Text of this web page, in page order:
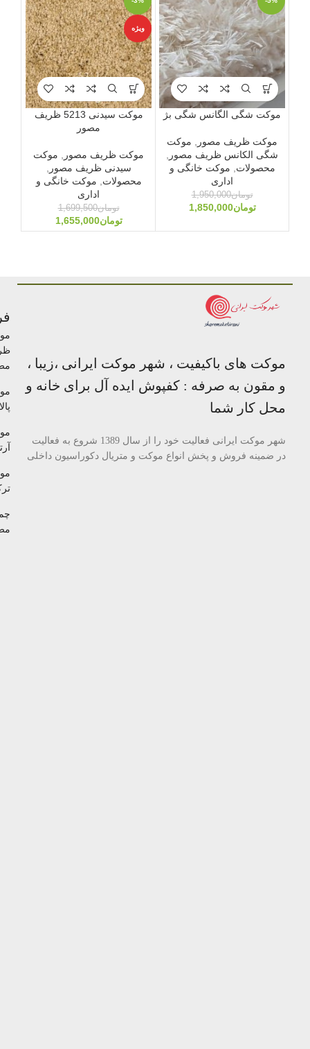
موکت شگی الگانس شگی بژ
موکت ظریف مصور
موکت
شگی الکانس ظریف مصور
محصولات
موکت خانگی و
اداری
تومان1,950,000
تومان1,850,000
ویژه
موکت سیدنی 5213 ظریف
مصور
موکت ظریف مصور
موکت
سیدنی ظریف مصور
محصولات
موکت خانگی و
اداری
تومان1,699,500
تومان1,655,000
موکت های باکیفیت ، شهر موکت ایرانی ،زیبا ،
و مقون به صرفه : کفپوش ایده آل برای خانه و
محل کار شما
شهر موکت ایرانی فعالیت خود را از سال 1389 شروع به فعالیت
در ضمینه فروش و پخش انواع موکت و متریال دکوراسیون داخلی